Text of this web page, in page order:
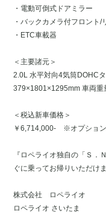
・電動可倒式ドアミラー
・バックカメラ付フロント/
・ETC車載器
＜主要諸元＞
2.0L 水平対向4気筒DOHC
379×1801×1295mm 車両重
＜税込新車価格＞
￥6,714,000- ※オプション
『ロペライオ独自の「Ｓ．
ぐに乗ってお帰りいただけ
株式会社 ロペライオ
ロペライオ さいたま